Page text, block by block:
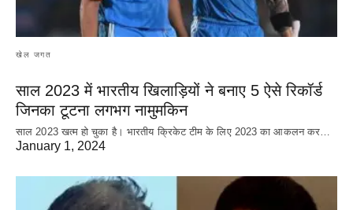
खेल जगत
साल 2023 में भारतीय खिलाड़ियों ने बनाए 5 ऐसे रिकॉर्ड
जिनका टूटना लगभग नामुमकिन
साल 2023 खत्म हो चुका है। भारतीय क्रिकेट‌ टीम के लिए 2023 का आकलन कर…
January 1, 2024